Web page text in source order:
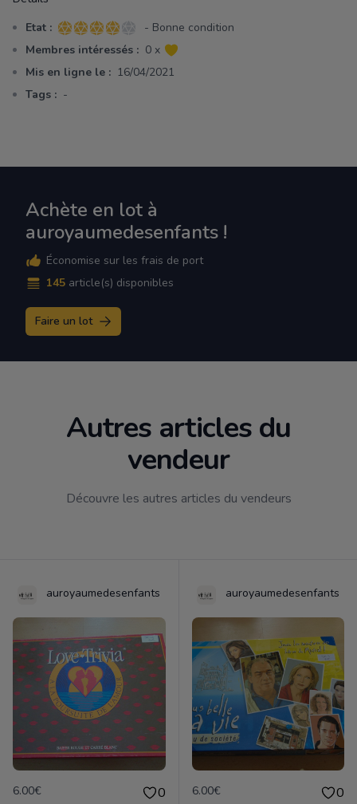
Etat : 4 sur 5 étoiles
- Bonne condition
Membres intéressés : 0 x
Mis en ligne le : 16/04/2021
Tags : -
Achète en lot à
auroyaumedesenfants !
Économise sur les frais de port
145 article(s) disponibles
Faire un lot
Autres articles du
vendeur
Découvre les autres articles du vendeurs
auroyaumedesenfants
6.00€ 0
auroyaumedesenfants
6.00€ 0